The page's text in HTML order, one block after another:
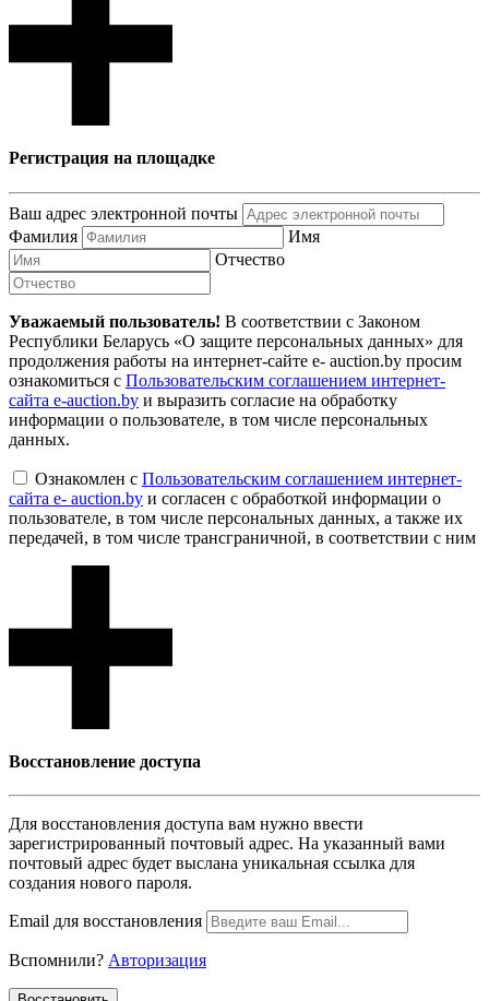
Регистрация на площадке
Ваш адрес электронной почты
Фамилия
Имя
Отчество
Уважаемый пользователь! В соответствии с Законом
Республики Беларусь «О защите персональных данных» для
продолжения работы на интернет-сайте e- auction.by просим
ознакомиться с Пользовательским соглашением интернет-
сайта e-auction.by и выразить согласие на обработку
информации о пользователе, в том числе персональных
данных.
Ознакомлен с Пользовательским соглашением интернет-
сайта e- auction.by и согласен с обработкой информации о
пользователе, в том числе персональных данных, а также их
передачей, в том числе трансграничной, в соответствии с ним
Восcтановление доступа
Для восcтановления доступа вам нужно ввести
зарегистрированный почтовый адрес. На указанный вами
почтовый адрес будет выслана уникальная ссылка для
создания нового пароля.
Email для восcтановления
Вспомнили? Авторизация